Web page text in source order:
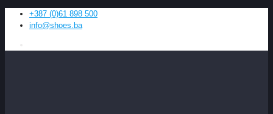
+387 (0)61 898 500
info@shoes.ba